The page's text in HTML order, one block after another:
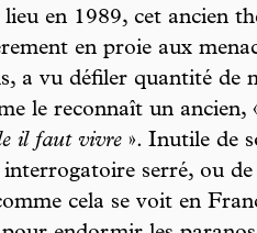
en 1989, cet ancien
en proie aux
a vu défiler quantité de
le reconnaît un ancien,
il faut vivre ». Inutile de
serré, ou
cela se voit en